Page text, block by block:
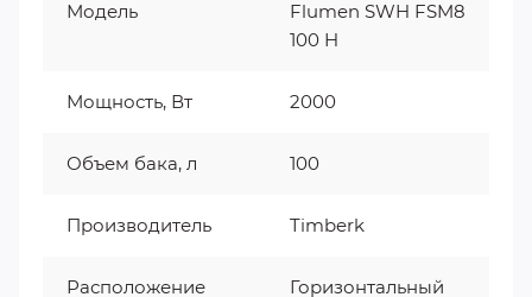
Модель
Flumen SWH FSM8
100 H
Мощность, Вт 2000
Объем бака, л 100
Производитель Timberk
Расположение Горизонтальный